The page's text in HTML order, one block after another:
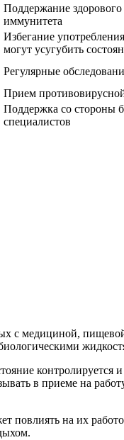
Поддержание
иммунитета
Избегание
могут усугубить
Регулярные
Прием
Поддержка со стороны
специалистов
с медициной,
контролируется и
в приеме на
повлиять на их